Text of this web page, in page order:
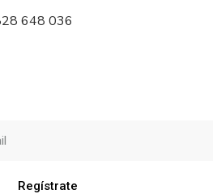
648 036
Regístrate